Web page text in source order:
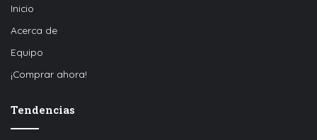
Inicio
Acerca de
Equipo
¡Comprar ahora!
Tendencias